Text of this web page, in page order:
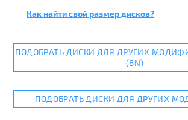
Как найти свой размер дисков?
ПОДОБРАТЬ ДИСКИ ДЛЯ ДРУГИХ
(8N)
ПОДОБРАТЬ ДИСКИ ДЛЯ ДРУГИХ